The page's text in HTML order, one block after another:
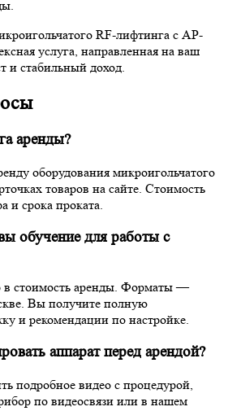
RF-лифтинга с AP-
услуга, направленная на ваш
и стабильный доход.
аренды?
оборудования микроигольчатого
товаров на сайте. Стоимость
и срока проката.
обучение для работы с
в стоимость аренды. Форматы —
Вы получите полную
и рекомендации по настройке.
аппарат перед арендой?
подробное видео с процедурой,
по видеосвязи или в нашем